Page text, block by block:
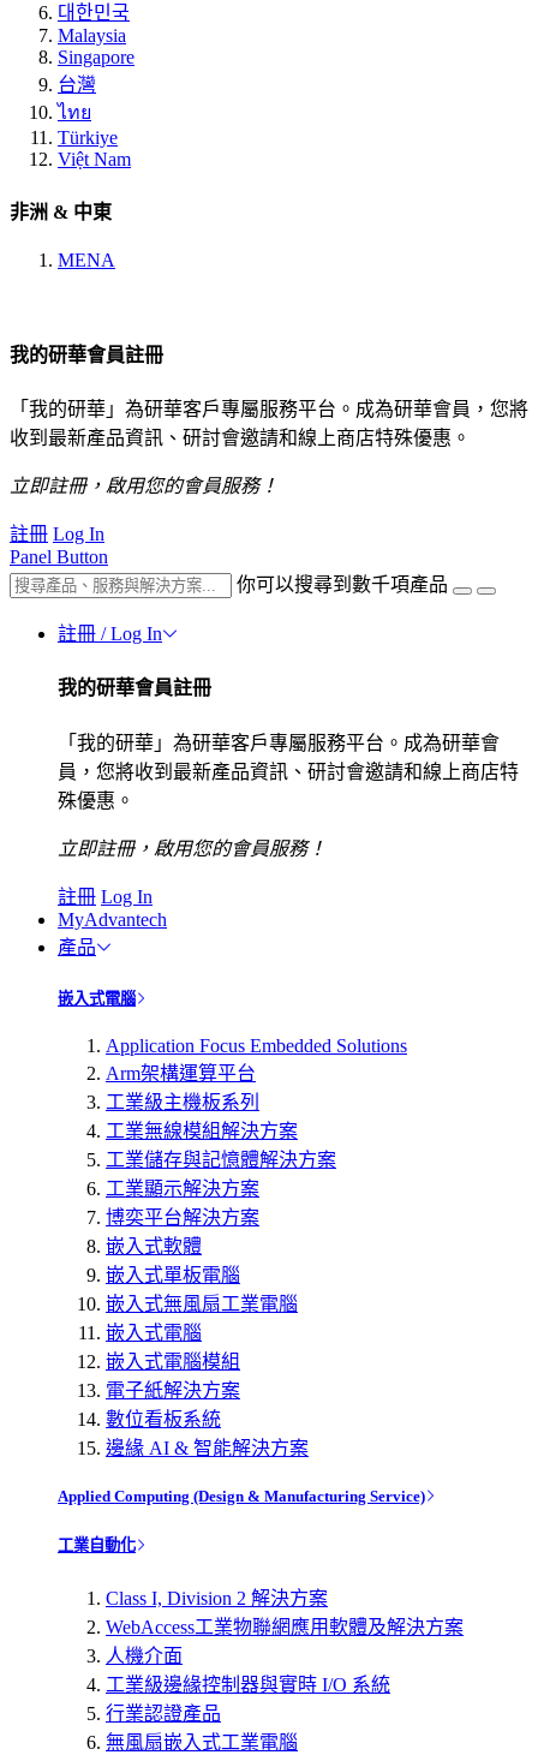
대한민국
Malaysia
Singapore
台灣
ไทย
Türkiye
Việt Nam
非洲 & 中東
MENA
我的研華會員註冊
「我的研華」為研華客戶專屬服務平台。成為研華會員，您將
收到最新產品資訊、研討會邀請和線上商店特殊優惠。
立即註冊，啟用您的會員服務！
註冊 Log In
Panel Button
你可以搜尋到數千項產品
註冊 / Log In
我的研華會員註冊
「我的研華」為研華客戶專屬服務平台。成為研華會
員，您將收到最新產品資訊、研討會邀請和線上商店特
殊優惠。
立即註冊，啟用您的會員服務！
註冊 Log In
MyAdvantech
產品
嵌入式電腦
Application Focus Embedded Solutions
Arm架構運算平台
工業級主機板系列
工業無線模組解決方案
工業儲存與記憶體解決方案
工業顯示解決方案
博奕平台解決方案
嵌入式軟體
嵌入式單板電腦
嵌入式無風扇工業電腦
嵌入式電腦
嵌入式電腦模組
電子紙解決方案
數位看板系統
邊緣 AI & 智能解決方案
Applied Computing (Design & Manufacturing Service)
工業自動化
Class I, Division 2 解決方案
WebAccess工業物聯網應用軟體及解決方案
人機介面
工業級邊緣控制器與實時 I/O 系統
行業認證產品
無風扇嵌入式工業電腦